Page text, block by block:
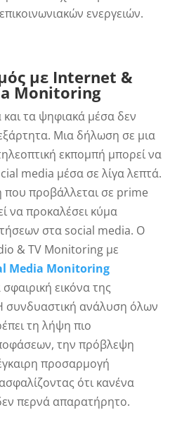
ενεργειών.
με Internet &
Monitoring
τα ψηφιακά μέσα δεν
Μια δήλωση σε μια
εκπομπή μπορεί να
media μέσα σε λίγα λεπτά.
που προβάλλεται σε prime
να προκαλέσει κύμα
στα social media. Ο
& TV Monitoring με
Media Monitoring
εικόνα της
συνδυαστική ανάλυση όλων
τη λήψη πιο
την πρόβλεψη
προσαρμογή
ότι κανένα
περνά απαρατήρητο.